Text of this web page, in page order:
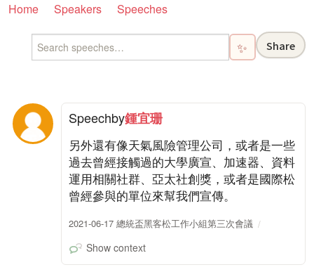
Home Speakers Speeches
✨ Share
Speechby鍾宜珊
另外還有像天氣風險管理公司，或者是一些
過去曾經接觸過的大學廣宣、加速器、資料
運用相關社群、亞太社創獎，或者是國際松
曾經參與的單位來幫我們宣傳。
2021-06-17 總統盃黑客松工作小組第三次會議
Show context